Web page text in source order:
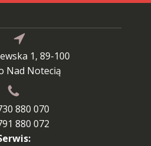
1, 89-100
Nad Notecią
880 070
880 072